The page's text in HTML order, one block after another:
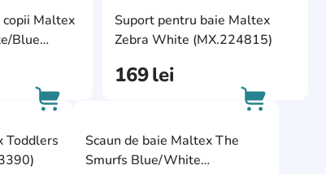
Maltex
Blue
AddCardToFavourite
AddCardToCart
Suport pentru baie Maltex
Zebra White (MX.224815)
169lei
Toddlers
AddCardToFavourite
AddCardToCart
Scaun de baie Maltex The
Smurfs Blue/White